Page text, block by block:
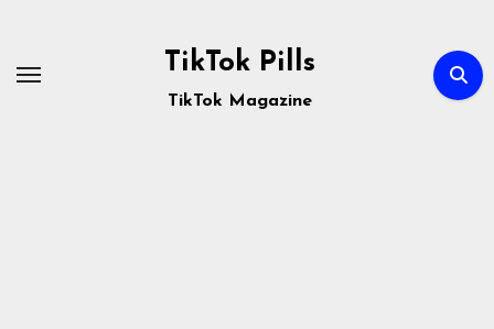
contenuto
TikTok Pills
TikTok Magazine